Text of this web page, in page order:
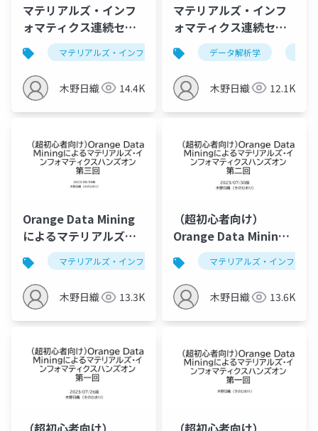
マテリアルズ・インフ
ォマティクス連続セミ
ナー，回帰、交差検
定、LLMによるソース
コード作成
マテリアルズ・インフォマティクス データ解析学
木野日織 14.4K
マテリアルズ・インフ
ォマティクス連続セミ
ナー,最低限のPython
package,データ紹
介,LLMによる知識獲得
データ解析学
木野日織 12.1K
Orange Data Mining
によるマテリアルズ・
インフォマティクスハ
ンズオン第三回
マテリアルズ・インフォマティクス データ解析学
木野日織 13.3K
（超初心者向け）
Orange Data Mining
によるマテリアルズ・
インフォマティクスハ
ンズオン第二回
2023/07/30版
マテリアルズ・インフォマ
木野日織 13.6K